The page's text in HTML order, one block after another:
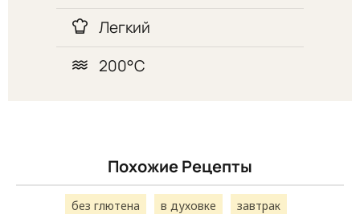
Легкий
200°C
Похожие Рецепты
без глютена в духовке
завтрак